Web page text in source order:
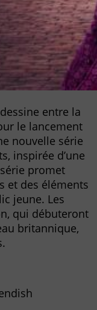
entre la
le lancement
nouvelle série
inspirée d’une
promet
et des éléments
jeune. Les
qui débuteront
britannique,